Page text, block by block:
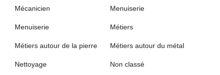
Mécanicien Menuiserie
Menuiserie Métiers
Métiers autour de la pierre Métiers autour du métal
Nettoyage Non classé